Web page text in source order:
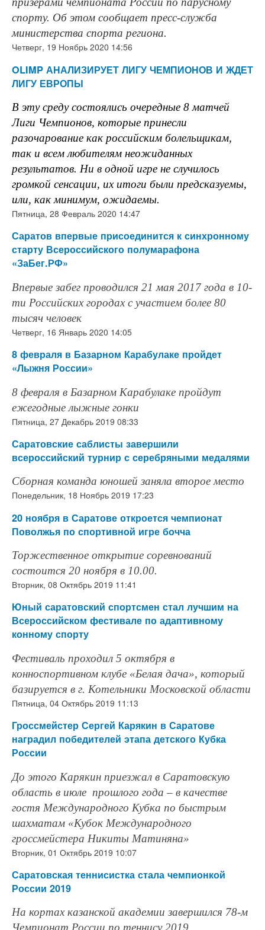
спорту. Об этом сообщает пресс-служба
министерства спорта региона.
Четверг, 19 Ноябрь 2020 14:56
OLIMP АНАЛИЗИРУЕТ ЛИГУ ЧЕМПИОНОВ И ЖДЕТ
ЛИГУ ЕВРОПЫ
В эту среду состоялись очередные 8 матчей
Лиги Чемпионов, которые принесли
разочарование как российским болельщикам,
так и всем любителям неожиданных
результатов. Ни в одной игре не случилось
громкой сенсации, их итоги были предсказуемы,
или, как минимум, ожидаемы.
Пятница, 28 Февраль 2020 14:47
Саратов впервые присоединится к синхронному
старту Всероссийского полумарафона
«ЗаБег.РФ»
Впервые забег проводился 21 мая 2017 года в 10-
ти Российских городах с участием более 80
тысяч человек
Четверг, 16 Январь 2020 14:05
8 февраля в Базарном Карабулаке пройдет
«Лыжня России»
8 февраля в Базарном Карабулаке пройдут
ежегодные лыжные гонки
Пятница, 27 Декабрь 2019 08:33
Саратовские саблисты завершили
всероссийский турнир с серебряными медалями
Сборная команда юношей заняла второе место
Понедельник, 18 Ноябрь 2019 17:23
20 ноября в Саратове откроется чемпионат
Поволжья по спортивной игре бочча
Торжественное открытие соревнований
состоится 20 ноября в 10.00.
Вторник, 08 Октябрь 2019 11:41
Юный саратовский спортсмен стал лучшим на
Всероссийском фестивале по адаптивному
конному спорту
Фестиваль проходил 5 октября в
конноспортивном клубе «Белая дача», который
базируется в г. Котельники Московской области
Пятница, 04 Октябрь 2019 11:13
Гроссмейстер Сергей Карякин в Саратове
наградил победителей этапа детского Кубка
России
До этого Карякин приезжал в Саратовскую
область в июле прошлого года – в качестве
гостя Международного Кубка по быстрым
шахматам «Кубок Международного
гроссмейстера Никиты Матиняна»
Вторник, 01 Октябрь 2019 10:07
Саратовская теннисистка стала чемпионкой
России 2019
На кортах казанской академии завершился 78-м
Чемпионат России по теннису 2019